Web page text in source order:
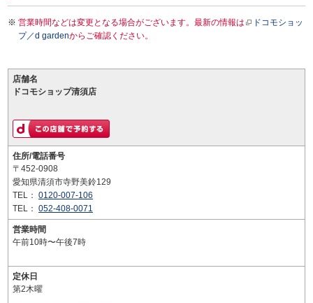
営業時間などは変更となる場合がございます。最新の情報は
ドコモショッ
プ／d gardenからご確認ください。
店舗名
ドコモショップ清須店
住所/電話番号
〒452-0908
愛知県清須市寺野美鈴129
TEL： 0120-007-106
TEL： 052-408-0071
営業時間
午前10時〜午後7時
定休日
第2木曜